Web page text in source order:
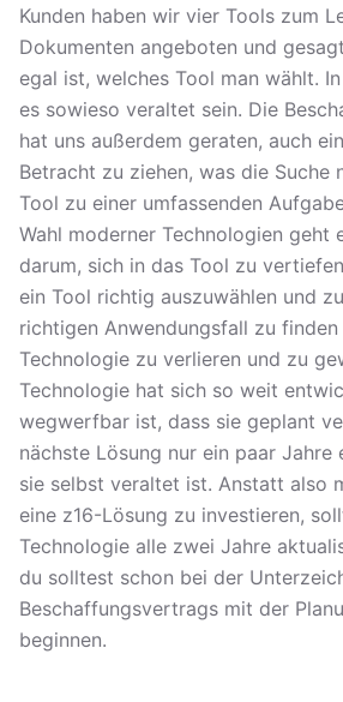
Kunden haben wir vier Tools zum
Dokumenten angeboten und
egal ist, welches Tool man wählt.
es sowieso veraltet sein. Die
hat uns außerdem geraten, auch
Betracht zu ziehen, was die Suche
Tool zu einer umfassenden
Wahl moderner Technologien geht
darum, sich in das Tool zu
ein Tool richtig auszuwählen und
richtigen Anwendungsfall zu
Technologie zu verlieren und zu
Technologie hat sich so weit
wegwerfbar ist, dass sie geplant
nächste Lösung nur ein paar
sie selbst veraltet ist. Anstatt also
eine z16-Lösung zu investieren,
Technologie alle zwei Jahre
du solltest schon bei der
Beschaffungsvertrags mit der
beginnen.